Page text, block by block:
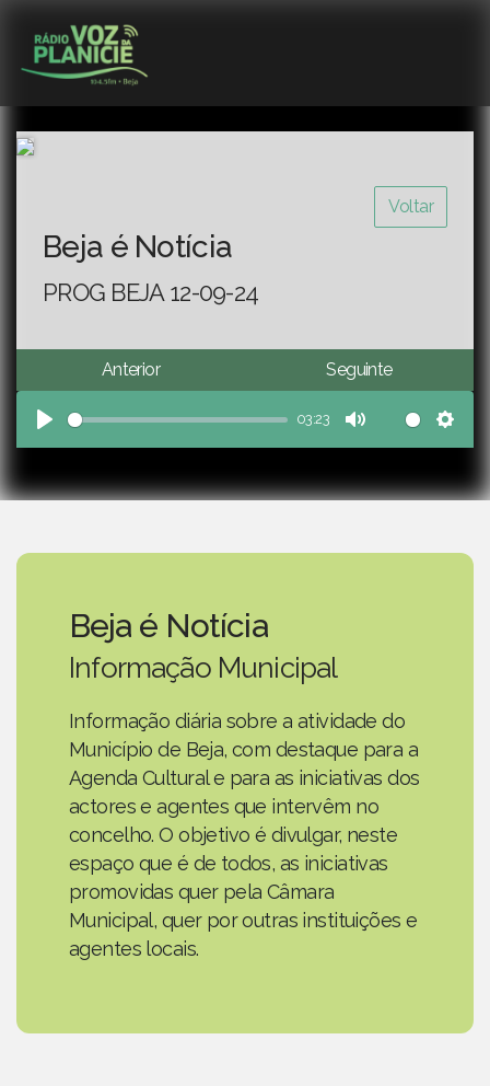
Voltar
Beja é Notícia
PROG BEJA 12-09-24
Anterior Seguinte
Play
03:23
Mute
Beja é Notícia
Informação Municipal
Informação diária sobre a atividade do
Município de Beja, com destaque para a
Agenda Cultural e para as iniciativas dos
actores e agentes que intervêm no
concelho. O objetivo é divulgar, neste
espaço que é de todos, as iniciativas
promovidas quer pela Câmara
Municipal, quer por outras instituições e
agentes locais.